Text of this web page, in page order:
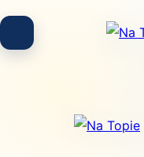
content